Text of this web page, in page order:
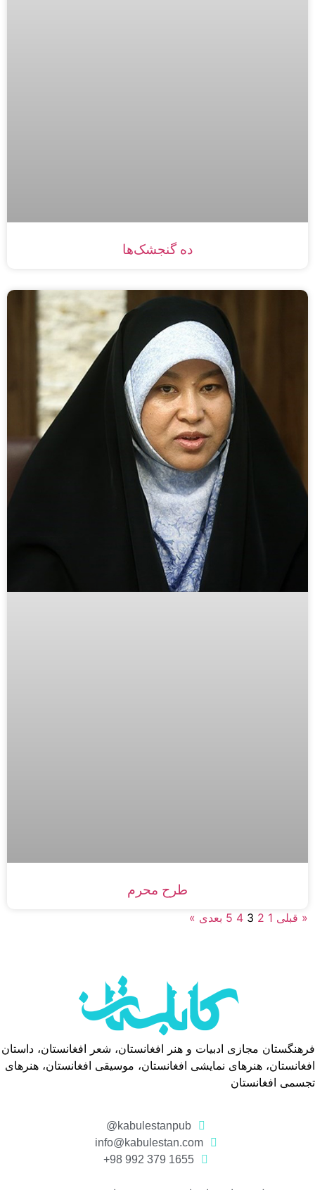
ده گنجشک‌ها
طرح محرم
« قبلی 1
2
3
4
5 بعدی »
فرهنگستان مجازی ادبیات و هنر افغانستان، شعر افغانستان، داستان
افغانستان، هنرهای نمایشی افغانستان، موسیقی افغانستان، هنرهای
تجسمی افغانستان
kabulestanpub@
info@kabulestan.com
1655 379 992 98+